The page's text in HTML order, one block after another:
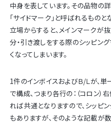
中身を表しています。その品物の
「サイドマーク」と呼ばれるものと
立場からすると、メインマークが
分・引き渡しをする際のシッピン
くなってしまいます。
1件のインボイスおよびＢ/Ｌが、
で構成、つまり各行の：（コロン
れば共通となりますので、シッピ
もありますが、そのような記載が